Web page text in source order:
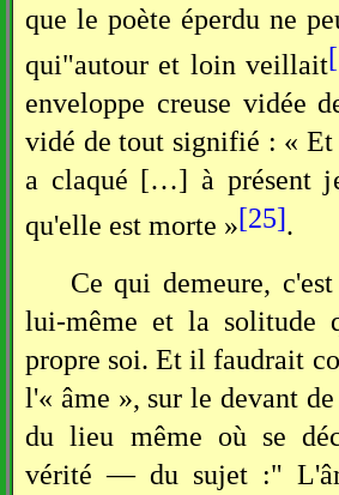
que le poète éperdu ne
qui"autour et loin veillait
enveloppe creuse vidée
vidé de tout signifié : «
a claqué […] à présent
qu'elle est morte »[25].
Ce qui demeure,
lui-même et la solitude
propre soi. Et il faudrait
l'« âme », sur le devant
du lieu même où se
vérité — du sujet :"